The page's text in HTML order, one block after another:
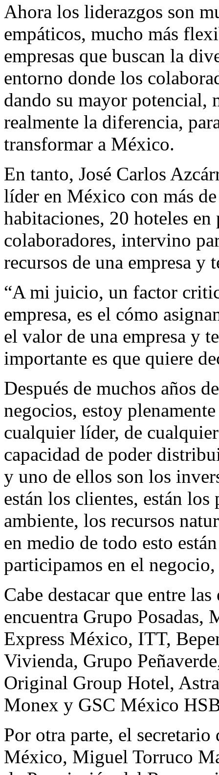
Ahora los liderazgos son
empáticos, mucho más
empresas que buscan la
entorno donde los
dando su mayor potencial,
realmente la diferencia,
transformar a México.
En tanto, José Carlos
líder en México con más
habitaciones, 20 hoteles
colaboradores, intervino
recursos de una empresa y
“A mi juicio, un factor
empresa, es el cómo
el valor de una empresa y
importante es que quiere
Después de muchos años
negocios, estoy
cualquier líder, de
capacidad de poder
y uno de ellos son los
están los clientes, están
ambiente, los recursos
en medio de todo esto
participamos en el
Cabe destacar que entre
encuentra Grupo
Express México, ITT,
Vivienda, Grupo
Original Group Hotel,
Monex y GSC México
Por otra parte, el
México, Miguel Torruco